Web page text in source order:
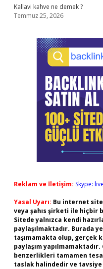
Kallavi kahve ne demek ?
Temmuz 25, 2026
Reklam ve İletişim: Skype:
Yasal Uyarı: Bu internet
veya şahıs şirketi ile hiçbir
Sitede yalnızca kendi
paylaşılmaktadır. Burada
taşımamakta olup, gerçek
paylaşım
benzerlikleri tamamen
taslak halindedir ve